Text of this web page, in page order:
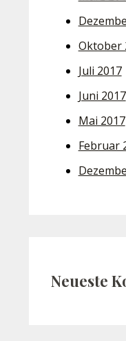
Oktober
Juli 2017
Juni 2017
Mai 2017
Februar
Neueste